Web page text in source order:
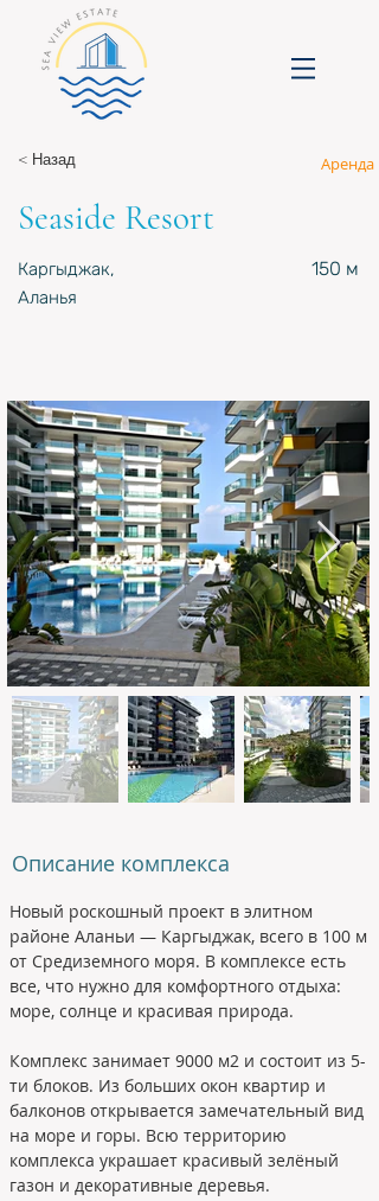
< Назад Аренда
Seaside Resort
Каргыджак,
Аланья
150 м
Описание комплекса
Новый роскошный проект в элитном
районе Аланьи — Каргыджак, всего в 100 м
от Средиземного моря. В комплексе есть
все, что нужно для комфортного отдыха:
море, солнце и красивая природа.
Комплекс занимает 9000 м2 и состоит из 5-
ти блоков. Из больших окон квартир и
балконов открывается замечательный вид
на море и горы. Всю территорию
комплекса украшает красивый зелёный
газон и декоративные деревья.